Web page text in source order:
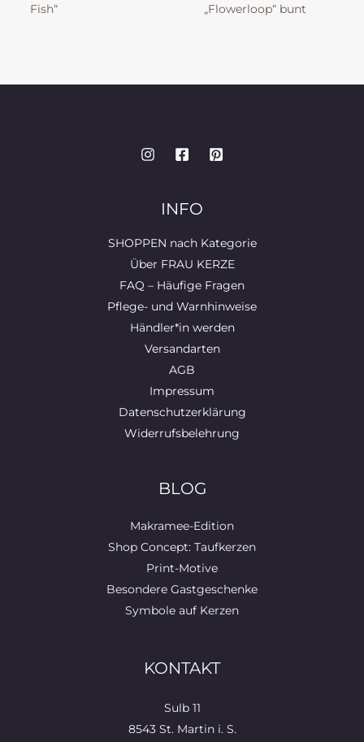
Fish“
„Flowerloop“ bunt
INFO
SHOPPEN nach Kategorie
Über FRAU KERZE
FAQ – Häufige Fragen
Pflege- und Warnhinweise
Händler*in werden
Versandarten
AGB
Impressum
Datenschutzerklärung
Widerrufsbelehrung
BLOG
Makramee-Edition
Shop Concept: Taufkerzen
Print-Motive
Besondere Gastgeschenke
Symbole auf Kerzen
KONTAKT
Sulb 11
8543 St. Martin i. S.